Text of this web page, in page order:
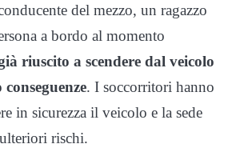
del mezzo, un ragazzo
a bordo al momento
riuscito a scendere dal veicolo
. I soccorritori hanno
in sicurezza il veicolo e la sede
rischi.